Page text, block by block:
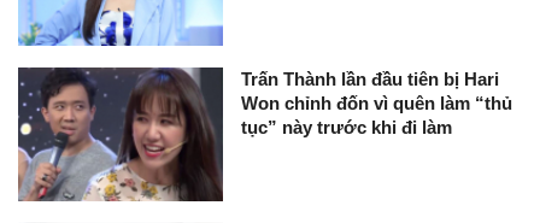
Trấn Thành lần đầu tiên bị Hari
Won chỉnh đốn vì quên làm “thủ
tục” này trước khi đi làm